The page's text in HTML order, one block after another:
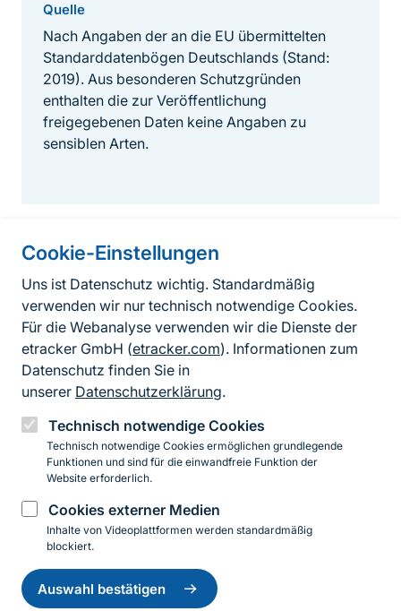
Cookie-Einstellungen
Uns ist Datenschutz wichtig. Standardmäßig
verwenden wir nur technisch notwendige Cookies.
Für die Webanalyse verwenden wir die Dienste der
etracker GmbH (etracker.com). Informationen zum
Datenschutz finden Sie in
unserer Datenschutzerklärung.
Technisch notwendige Cookies
Technisch notwendige Cookies ermöglichen grundlegende
Funktionen und sind für die einwandfreie Funktion der
Website erforderlich.
Cookies externer Medien
Inhalte von Videoplattformen werden standardmäßig
blockiert.
Auswahl bestätigen
Einwilligung
zurückziehen
Quelle
Nach Angaben der an die EU übermittelten
Standarddatenbögen Deutschlands (Stand:
2019). Aus besonderen Schutzgründen
enthalten die zur Veröffentlichung
freigegebenen Daten keine Angaben zu
sensiblen Arten.
Informationen zur Seite
FußzeileKontakt zum BfN
Kontaktformular
Erklärung zur Barrierefreiheit
Impressum
Datenschutz
InstagramFacebookYouTubeLinkedIn
© 2026 Bundesamt für Naturschutz